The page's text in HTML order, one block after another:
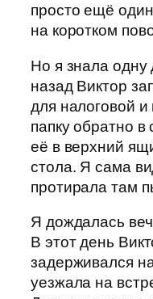
просто ещё
на коротком
Но я знала одну
назад Виктор
для налоговой
папку обратно
её в верхний
стола. Я сама
протирала там
Я дождалась
В этот день
задерживался
уезжала на